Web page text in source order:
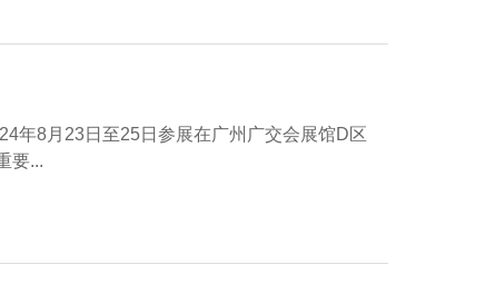
年8月23日至25日参展在广州广交会展馆D区
要...